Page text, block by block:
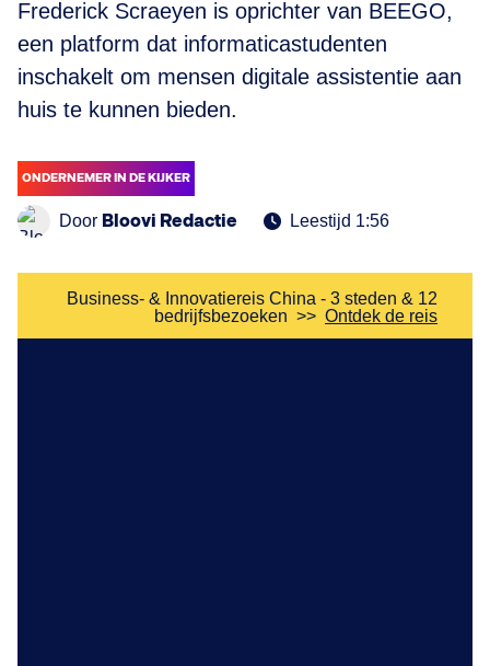
Frederick Scraeyen is oprichter van BEEGO,
een platform dat informaticastudenten
inschakelt om mensen digitale assistentie aan
huis te kunnen bieden.
ONDERNEMER IN DE KIJKER
Door Bloovi Redactie Leestijd 1:56
Business- & Innovatiereis China - 3 steden & 12
bedrijfsbezoeken >> Ontdek de reis